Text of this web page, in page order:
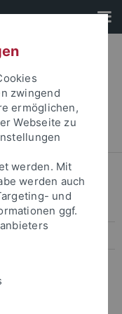
zwingend
ermöglichen,
Webseite zu
werden. Mit
werden auch
und
ggf.